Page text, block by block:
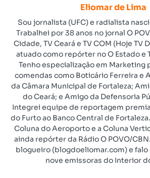
Eliomar de Lima
Sou jornalista (UFC) e radialista
Trabalhei por 38 anos no jornal O
Cidade, TV Ceará e TV COM (Hoje TV
atuado como repórter no O Estado e
Tenho especialização em Marketing
comendas como Boticário Ferreira e
da Câmara Municipal de Fortaleza;
do Ceará; e Amigo da Defensoria
Integrei equipe de reportagem
do Furto ao Banco Central de
Coluna do Aeroporto e a Coluna
ainda repórter da Rádio O POVO/
blogueiro (blogdoeliomar.com) e
nove emissoras do Interior